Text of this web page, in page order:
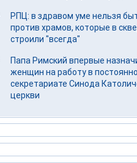
РПЦ: в здравом уме нельзя
против храмов, которые в
строили "всегда"
Папа Римский впервые
женщин на работу в
секретариате Синода
церкви